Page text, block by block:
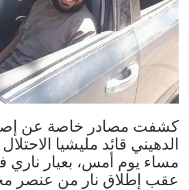
كشفت مصادر خاصة عن
الدهيني قائد مليشيا
مساء يوم أمس، بعيار
عقب إطلاق نار من عنصر